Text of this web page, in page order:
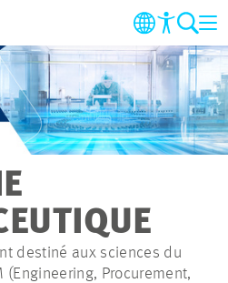
SERVICES
ENTREPRISE
DURABILITÉ
destiné aux sciences du
(Engineering, Procurement,